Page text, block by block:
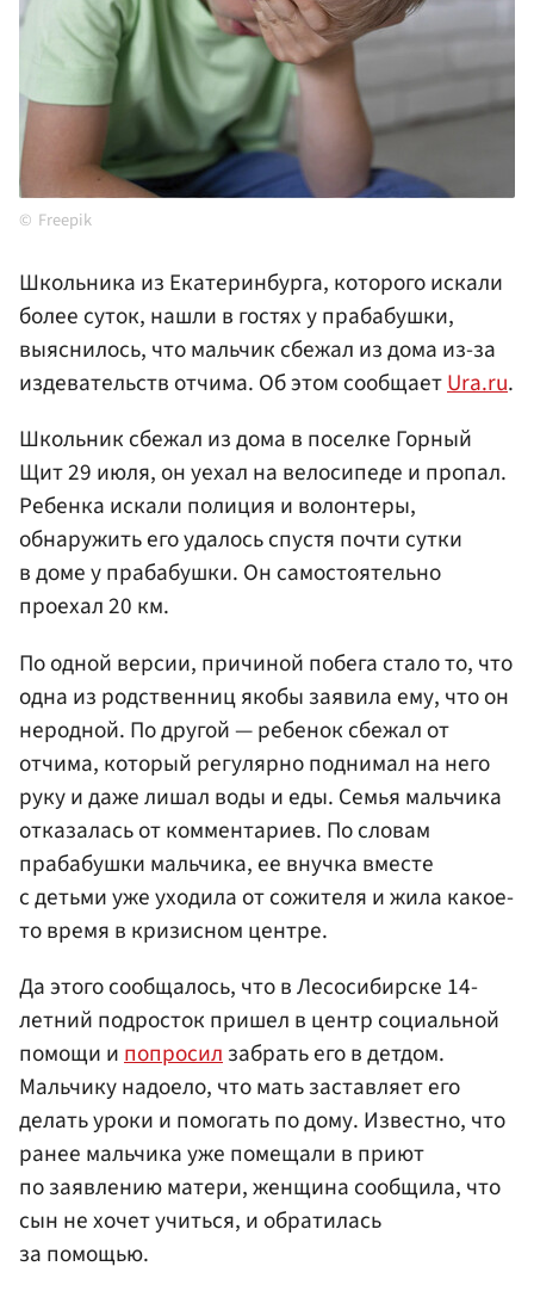
Freepik
Школьника из Екатеринбурга, которого искали
более суток, нашли в гостях у прабабушки,
выяснилось, что мальчик сбежал из дома из-за
издевательств отчима. Об этом сообщаетUra.ru.
Школьник сбежал из дома в поселке Горный
Щит 29 июля, он уехал на велосипеде и пропал.
Ребенка искали полиция и волонтеры,
обнаружить его удалось спустя почти сутки
в доме у прабабушки. Он самостоятельно
проехал 20 км.
По одной версии, причиной побега стало то, что
одна из родственниц якобы заявила ему, что он
неродной. По другой — ребенок сбежал от
отчима, который регулярно поднимал на него
руку и даже лишал воды и еды. Семья мальчика
отказалась от комментариев. По словам
прабабушки мальчика, ее внучка вместе
с детьми уже уходила от сожителя и жила какое-
то время в кризисном центре.
Да этого сообщалось, что в Лесосибирске 14-
летний подросток пришел в центр социальной
помощи ипопросилзабрать его в детдом.
Мальчику надоело, что мать заставляет его
делать уроки и помогать по дому. Известно, что
ранее мальчика уже помещали в приют
по заявлению матери, женщина сообщила, что
сын не хочет учиться, и обратилась
за помощью.